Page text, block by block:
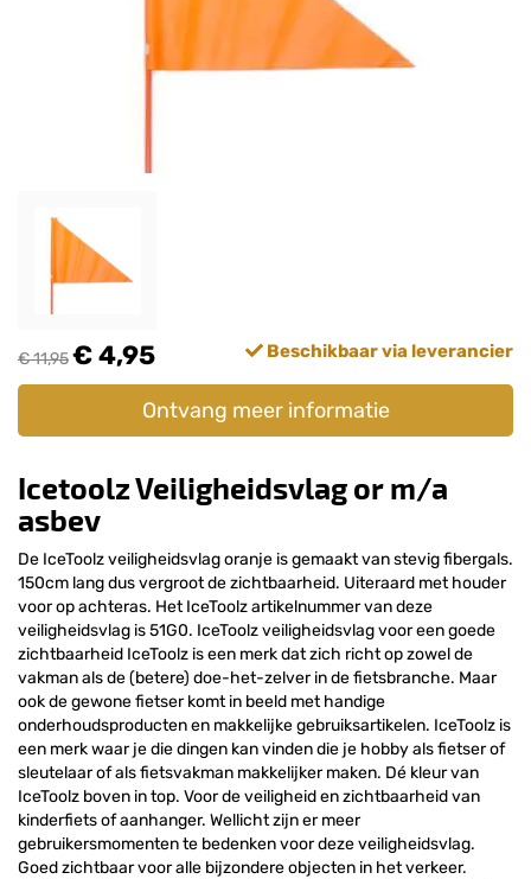
€ 11,95€ 4,95 Beschikbaar via leverancier
Ontvang meer informatie
Icetoolz Veiligheidsvlag or m/a
asbev
De IceToolz veiligheidsvlag oranje is gemaakt van stevig fibergals.
150cm lang dus vergroot de zichtbaarheid. Uiteraard met houder
voor op achteras. Het IceToolz artikelnummer van deze
veiligheidsvlag is 51G0. IceToolz veiligheidsvlag voor een goede
zichtbaarheid IceToolz is een merk dat zich richt op zowel de
vakman als de (betere) doe-het-zelver in de fietsbranche. Maar
ook de gewone fietser komt in beeld met handige
onderhoudsproducten en makkelijke gebruiksartikelen. IceToolz is
een merk waar je die dingen kan vinden die je hobby als fietser of
sleutelaar of als fietsvakman makkelijker maken. Dé kleur van
IceToolz boven in top. Voor de veiligheid en zichtbaarheid van
kinderfiets of aanhanger. Wellicht zijn er meer
gebruikersmomenten te bedenken voor deze veiligheidsvlag.
Goed zichtbaar voor alle bijzondere objecten in het verkeer.